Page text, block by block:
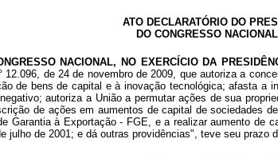
ATO DECLARATÓRIO DO
DO CONGRESSO
NACIONAL, NO EXERCÍCIO DA
de 24 de novembro de 2009, que autoriza a
de bens de capital e à inovação tecnológica; afasta
autoriza a União a permutar ações de sua
de ações em aumentos de capital de
Garantia à Exportação - FGE, e a realizar aumento
julho de 2001; e dá outras providências", teve seu prazo